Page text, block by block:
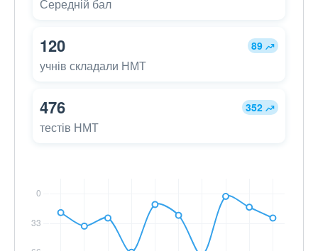
Середній бал
120 89
учнів складали НМТ
476 352
тестів НМТ